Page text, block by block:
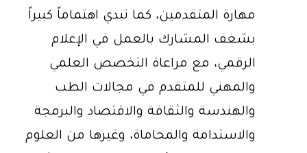
مهارة المتقدمين، كما تبدي اهتماماً كبيراً
بشغف المشارك بالعمل في الإعلام
الرقمي، مع مراعاة التخصص العلمي
والمهني للمتقدم في مجالات الطب
والهندسة والثقافة والاقتصاد والبرمجة
والاستدامة والمحاماة، وغيرها من العلوم